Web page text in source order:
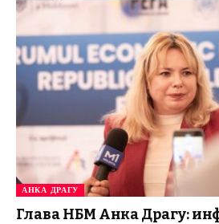
АНКА ДРАГУ
Глава НБМ Анка Драгу: